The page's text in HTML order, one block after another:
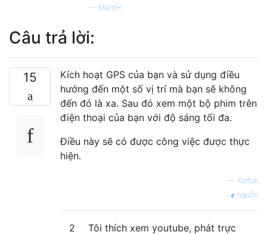
— MarcH
Câu trả lời:
15
Kích hoạt GPS của bạn và sử dụng điều
hướng đến một số vị trí mà bạn sẽ không
đến đó là xa. Sau đó xem một bộ phim trên
điện thoại của bạn với độ sáng tối đa.
Điều này sẽ có được công việc được thực
hiện.
— Kortuk
nguồn
2
Tôi thích xem youtube, phát trực